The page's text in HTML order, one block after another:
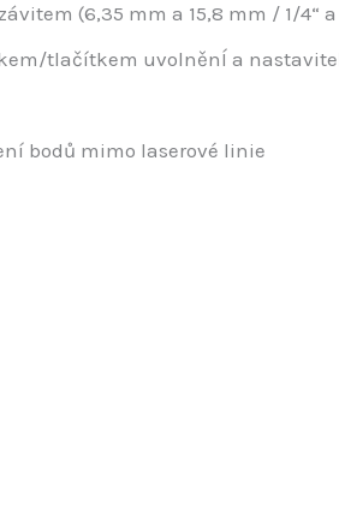
(6,35 mm a 15,8 mm / 1/4“ a
tlačítkem uvolněnÍ a
bodů mimo laserové linie